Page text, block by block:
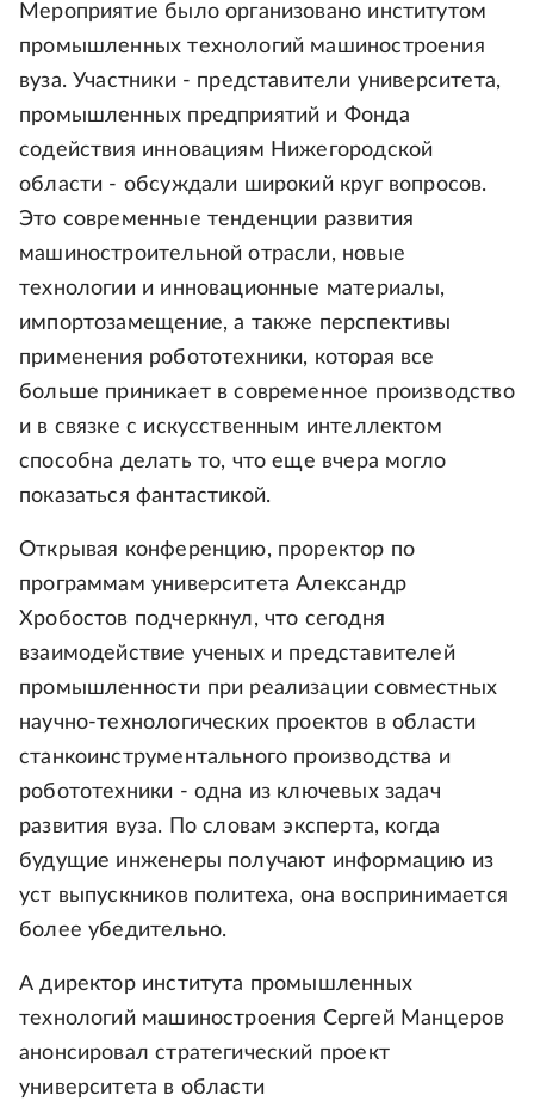
Мероприятие было организовано институтом
промышленных технологий машиностроения
вуза. Участники - представители университета,
промышленных предприятий и Фонда
содействия инновациям Нижегородской
области - обсуждали широкий круг вопросов.
Это современные тенденции развития
машиностроительной отрасли, новые
технологии и инновационные материалы,
импортозамещение, а также перспективы
применения робототехники, которая все
больше приникает в современное производство
и в связке с искусственным интеллектом
способна делать то, что еще вчера могло
показаться фантастикой.
Открывая конференцию, проректор по
программам университета Александр
Хробостов подчеркнул, что сегодня
взаимодействие ученых и представителей
промышленности при реализации совместных
научно-технологических проектов в области
станкоинструментального производства и
робототехники - одна из ключевых задач
развития вуза. По словам эксперта, когда
будущие инженеры получают информацию из
уст выпускников политеха, она воспринимается
более убедительно.
А директор института промышленных
технологий машиностроения Сергей Манцеров
анонсировал стратегический проект
университета в области